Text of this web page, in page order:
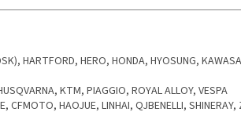
HARTFORD, HERO, HONDA, HYOSUNG,
KTM, PIAGGIO, ROYAL ALLOY, VESPA
CFMOTO, HAOJUE, LINHAI, QJBENELLI,